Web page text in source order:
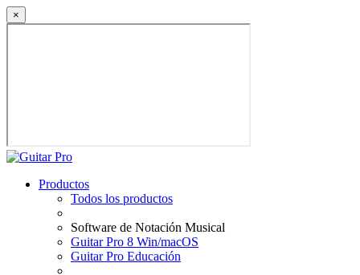
×
Productos
Todos los productos
Software de Notación Musical
Guitar Pro 8 Win/macOS
Guitar Pro Educación